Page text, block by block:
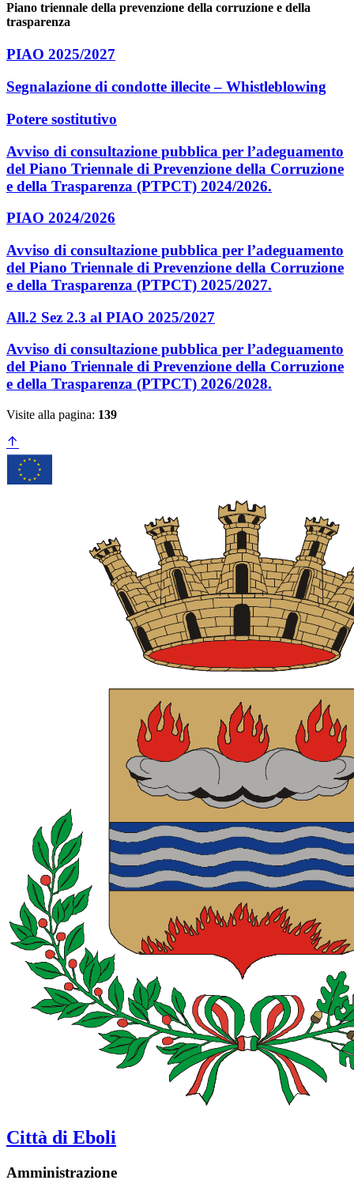
Piano triennale della prevenzione della corruzione e della
trasparenza
PIAO 2025/2027
Segnalazione di condotte illecite – Whistleblowing
Potere sostitutivo
Avviso di consultazione pubblica per l’adeguamento
del Piano Triennale di Prevenzione della Corruzione
e della Trasparenza (PTPCT) 2024/2026.
PIAO 2024/2026
Avviso di consultazione pubblica per l’adeguamento
del Piano Triennale di Prevenzione della Corruzione
e della Trasparenza (PTPCT) 2025/2027.
All.2 Sez 2.3 al PIAO 2025/2027
Avviso di consultazione pubblica per l’adeguamento
del Piano Triennale di Prevenzione della Corruzione
e della Trasparenza (PTPCT) 2026/2028.
Visite alla pagina: 139
Città di Eboli
Amministrazione